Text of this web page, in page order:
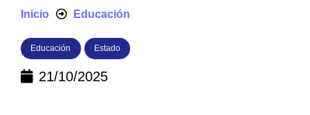
Inicio Educación
Educación Estado
21/10/2025